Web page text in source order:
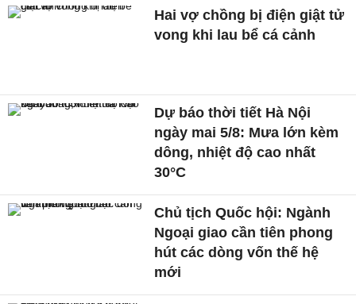
Hai vợ chồng bị điện giật tử
vong khi lau bể cá cảnh
Dự báo thời tiết Hà Nội
ngày mai 5/8: Mưa lớn kèm
dông, nhiệt độ cao nhất
30°C
Chủ tịch Quốc hội: Ngành
Ngoại giao cần tiên phong
hút các dòng vốn thế hệ
mới